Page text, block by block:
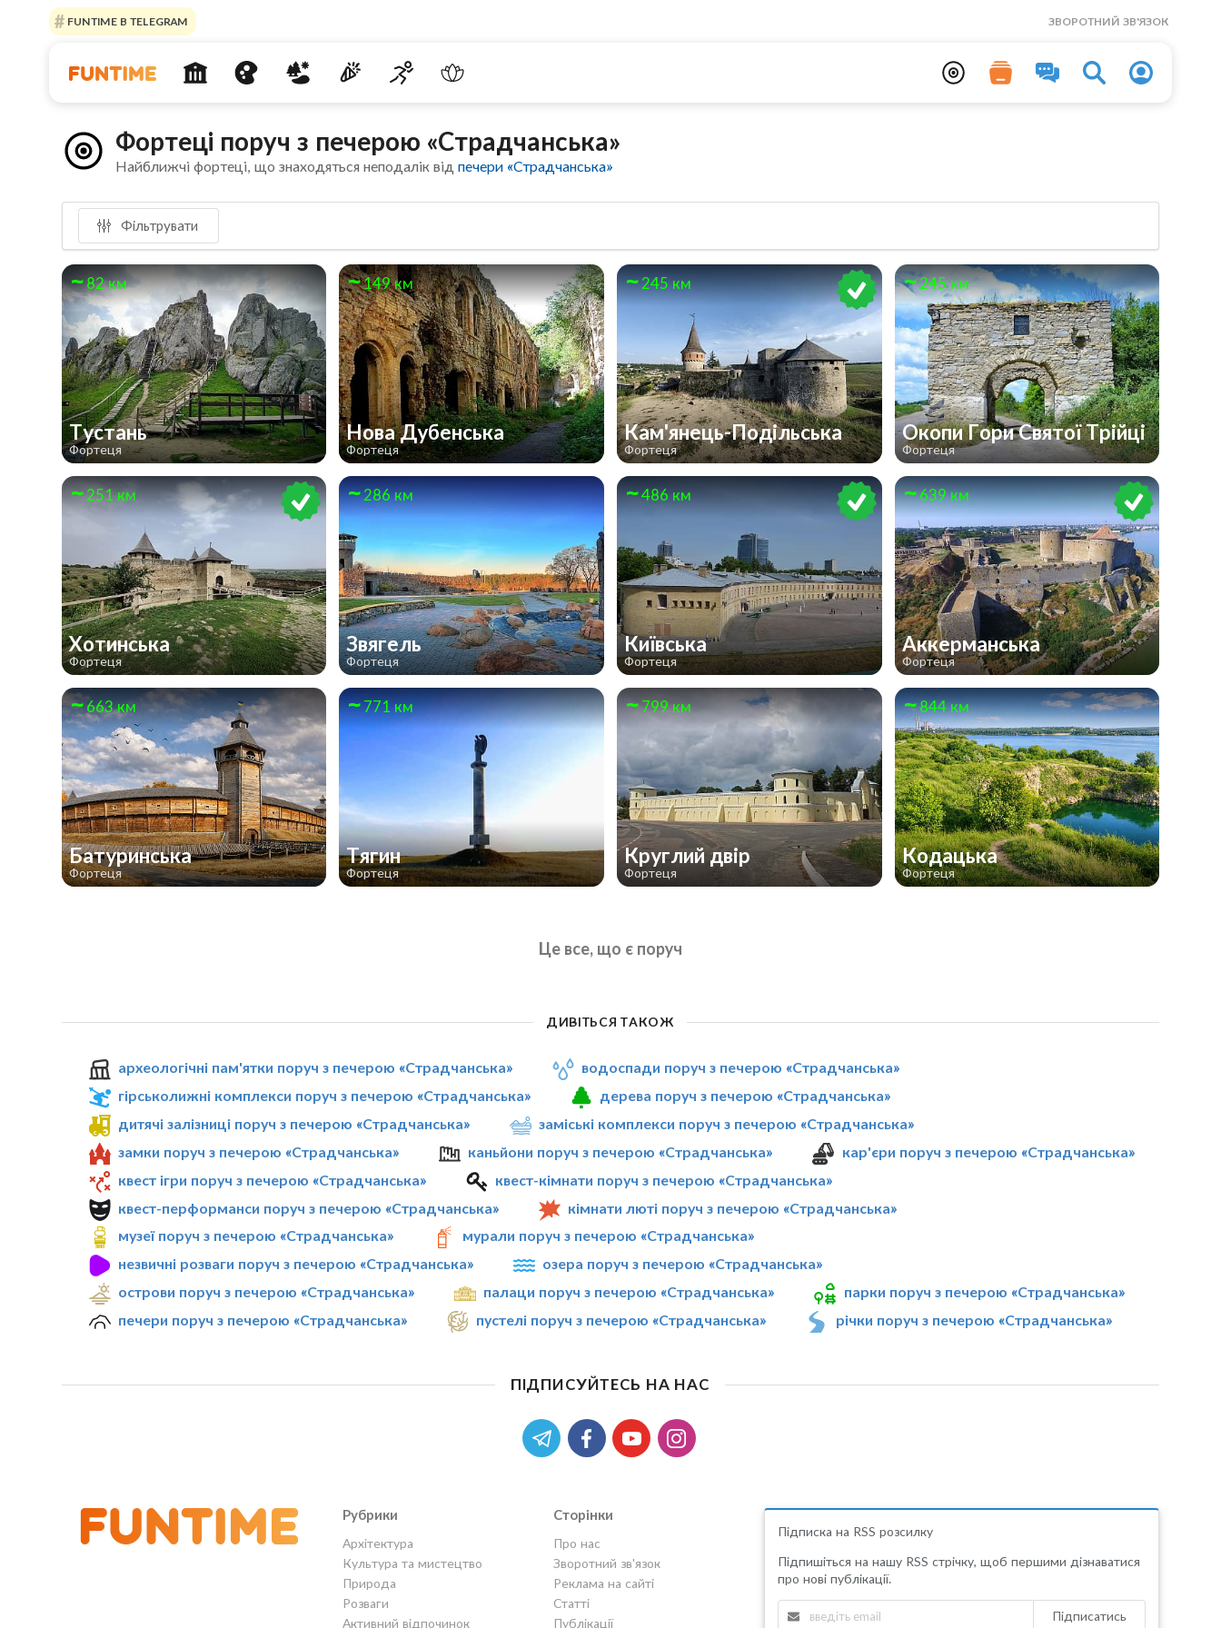
FUNTIME В TELEGRAM ЗВОРОТНИЙ ЗВ'ЯЗОК
Фортеці поруч з печерою «Страдчанська»
Найближчі фортеці, що знаходяться неподалік відпечери «Страдчанська»
Фільтрувати
82 км
Тустань
Фортеця
149 км
Нова Дубенська
Фортеця
245 км
Кам'янець-Подільська
Фортеця
245 км
Окопи Гори Святої Трійці
Фортеця
251 км
Хотинська
Фортеця
286 км
Звягель
Фортеця
486 км
Київська
Фортеця
639 км
Аккерманська
Фортеця
663 км
Батуринська
Фортеця
771 км
Тягин
Фортеця
799 км
Круглий двір
Фортеця
844 км
Кодацька
Фортеця
Це все, що є поруч
ДИВІТЬСЯ ТАКОЖ
археологічні пам'ятки поруч з печерою «Страдчанська»
водоспади поруч з печерою «Страдчанська»
гірськолижні комплекси поруч з печерою «Страдчанська»
дерева поруч з печерою «Страдчанська»
дитячі залізниці поруч з печерою «Страдчанська»
заміські комплекси поруч з печерою «Страдчанська»
замки поруч з печерою «Страдчанська»
каньйони поруч з печерою «Страдчанська»
кар'єри поруч з печерою «Страдчанська»
квест ігри поруч з печерою «Страдчанська»
квест-кімнати поруч з печерою «Страдчанська»
квест-перформанси поруч з печерою «Страдчанська»
кімнати люті поруч з печерою «Страдчанська»
музеї поруч з печерою «Страдчанська»
мурали поруч з печерою «Страдчанська»
незвичні розваги поруч з печерою «Страдчанська»
озера поруч з печерою «Страдчанська»
острови поруч з печерою «Страдчанська»
палаци поруч з печерою «Страдчанська»
парки поруч з печерою «Страдчанська»
печери поруч з печерою «Страдчанська»
пустелі поруч з печерою «Страдчанська» річки поруч з печерою «Страдчанська»
ПІДПИСУЙТЕСЬ НА НАС
Рубрики
Архітектура
Культура та мистецтво
Природа
Розваги
Активний відпочинок
Сторінки
Про нас
Зворотний зв'язок
Реклама на сайті
Статті
Публікації
Підписка на RSS розсилку
Підпишіться на нашу RSS стрічку, щоб першими дізнаватися
про нові публікації.
Підписатись